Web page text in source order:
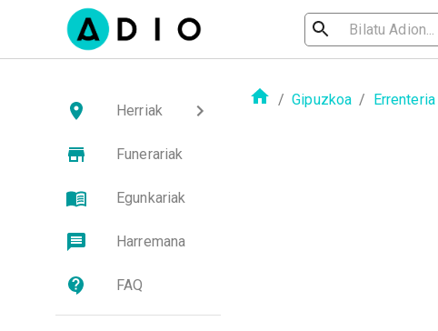
Herriak
Funerariak
Egunkariak
Harremana
FAQ
/ Gipuzkoa / Errenteria